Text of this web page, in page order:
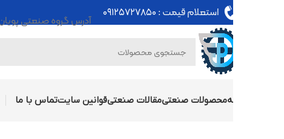
استعلام قیمت :۰۹۱۲۵۷۲۷۸۵۰ آدرس گروه صنعتی پویان : تهران -
محصولات صنعتیمقالات صنعتیقوانین سایتتماس با ما